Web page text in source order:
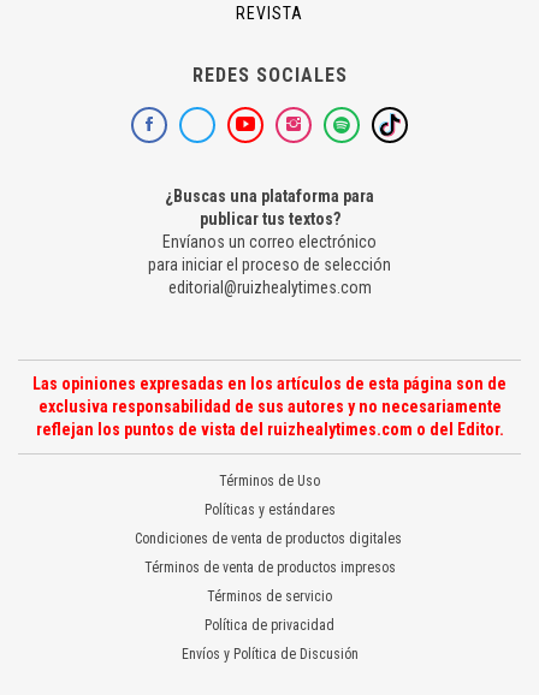
REVISTA
REDES SOCIALES
¿Buscas una plataforma para
publicar tus textos?
Envíanos un correo electrónico
para iniciar el proceso de selección
editorial@ruizhealytimes.com
Las opiniones expresadas en los artículos de esta página son de
exclusiva responsabilidad de sus autores y no necesariamente
reflejan los puntos de vista del ruizhealytimes.com o del Editor.
Términos de Uso
Políticas y estándares
Condiciones de venta de productos digitales
Términos de venta de productos impresos
Términos de servicio
Política de privacidad
Envíos y Política de Discusión